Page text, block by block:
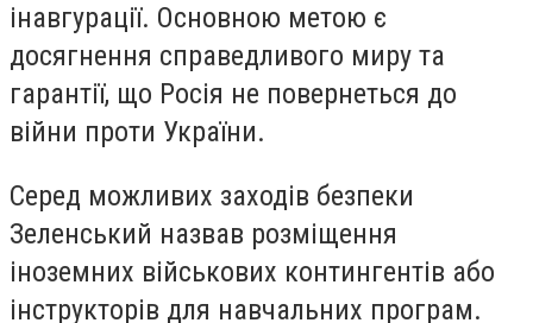
інавгурації. Основною метою є
досягнення справедливого миру та
гарантії, що Росія не повернеться до
війни проти України.
Серед можливих заходів безпеки
Зеленський назвав розміщення
іноземних військових контингентів або
інструкторів для навчальних програм.